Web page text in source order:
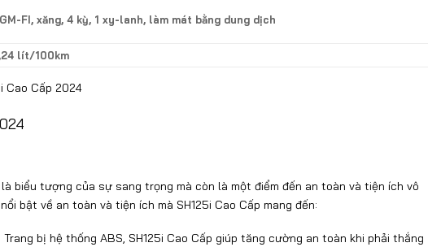
FI, xăng, 4 kỳ, 1 xy-lanh, làm mát bằng dung dịch
lít/100km
Cao Cấp 2024
biểu tượng của sự sang trọng mà còn là một điểm đến an toàn và tiện ích vô
bật về an toàn và tiện ích mà SH125i Cao Cấp mang đến:
bị hệ thống ABS, SH125i Cao Cấp giúp tăng cường an toàn khi phải thắng